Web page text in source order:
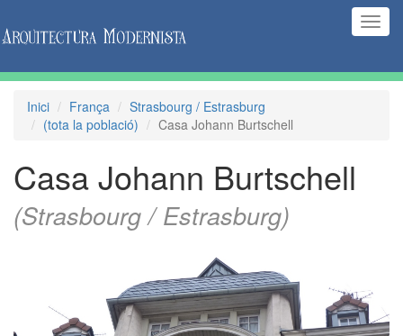
Inici França
Strasbourg / Estrasburg
(tota la població)
Casa Johann Burtschell
Casa Johann Burtschell
(Strasbourg / Estrasburg)